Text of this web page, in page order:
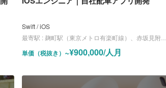
Swift / iOS
最寄駅 :麹町駅（東京メトロ有楽町線）、赤坂見附駅（銀座線、丸ノ内線）
単価（税抜き） ~¥900,000/人月